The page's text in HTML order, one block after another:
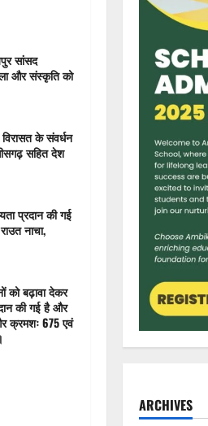
सांसद
और संस्कृति को
के संवर्धन
सहित देश
प्रदान की गई
नाचा,
को बढ़ावा देकर
की गई है और
क्रमशः 675 एवं
ARCHIVES